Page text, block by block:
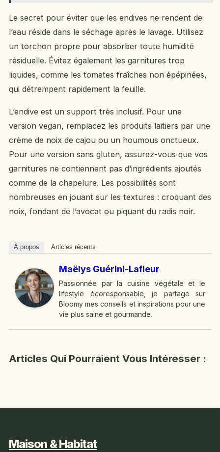
Le secret pour éviter que les endives ne rendent de
l’eau réside dans le séchage après le lavage. Utilisez
un torchon propre pour absorber toute humidité
résiduelle. Évitez également les garnitures trop
liquides, comme les tomates fraîches non épépinées,
qui détrempent rapidement la feuille.
L’endive est un support très inclusif. Pour une
version vegan, remplacez les produits laitiers par une
crème de noix de cajou ou un houmous onctueux.
Pour une version sans gluten, assurez-vous que vos
garnitures ne contiennent pas d’ingrédients ajoutés
comme de la chapelure. Les possibilités sont
nombreuses en jouant sur les textures : croquant des
noix, fondant de l’avocat ou piquant du radis noir.
À propos Articles récents
Maëlys Guérini-Lafleur
Passionnée par la cuisine végétale et le
lifestyle écoresponsable, je partage sur
Bloomy mes conseils et inspirations pour une
vie plus saine et gourmande.
Articles Qui Pourraient Vous Intéresser :
Maison & Habitat